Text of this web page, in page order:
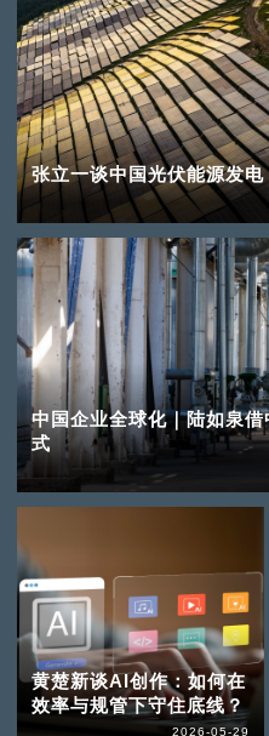
张立一谈中国光伏能源发
中国企业全球化｜陆如泉
式
黄楚新谈AI创作：如何在
效率与规管下守住底线？
2026-05-29